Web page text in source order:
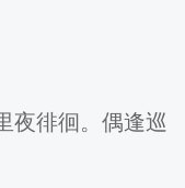
夜徘徊。偶逢巡